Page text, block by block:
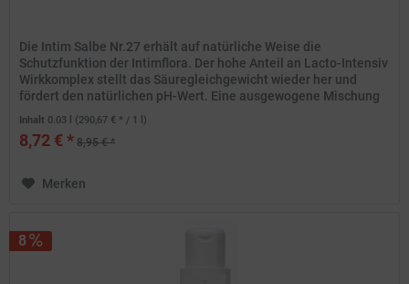
Die Intim Salbe Nr.27 erhält auf natürliche Weise die
Schutzfunktion der Intimflora. Der hohe Anteil an Lacto-Intensiv
Wirkkomplex stellt das Säuregleichgewicht wieder her und
fördert den natürlichen pH-Wert. Eine ausgewogene Mischung
an...
Inhalt 0.03 l (290,67 € * / 1 l)
8,72 € * 8,95 € *
Merken
8